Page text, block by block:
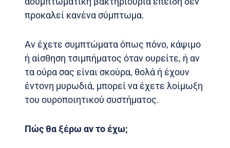
προκαλεί κανένα σύμπτωμα.
Αν έχετε συμπτώματα όπως πόνο, κάψιμο
ή αίσθηση τσιμπήματος όταν ουρείτε, ή αν
τα ούρα σας είναι σκούρα, θολά ή έχουν
έντονη μυρωδιά, μπορεί να έχετε λοίμωξη
του ουροποιητικού συστήματος.
Πώς θα ξέρω αν το έχω;